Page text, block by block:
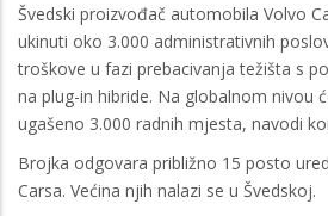
Švedski proizvođač automobila Volvo
ukinuti oko 3.000 administrativnih
troškove u fazi prebacivanja težišta s
na plug-in hibride. Na globalnom nivou
ugašeno 3.000 radnih mjesta, navodi
Brojka odgovara približno 15 posto
Carsa. Većina njih nalazi se u Švedskoj.